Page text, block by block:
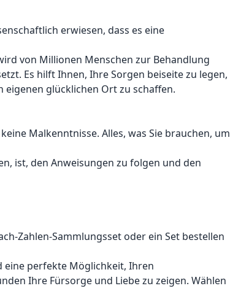
erwiesen, dass es eine
von Millionen Menschen zur Behandlung
Es hilft Ihnen, Ihre Sorgen beiseite zu legen,
eigenen glücklichen Ort zu schaffen.
Malkenntnisse. Alles, was Sie brauchen, um
ist, den Anweisungen zu folgen und den
Zahlen-Sammlungsset oder ein Set bestellen
eine perfekte Möglichkeit, Ihren
Ihre Fürsorge und Liebe zu zeigen. Wählen